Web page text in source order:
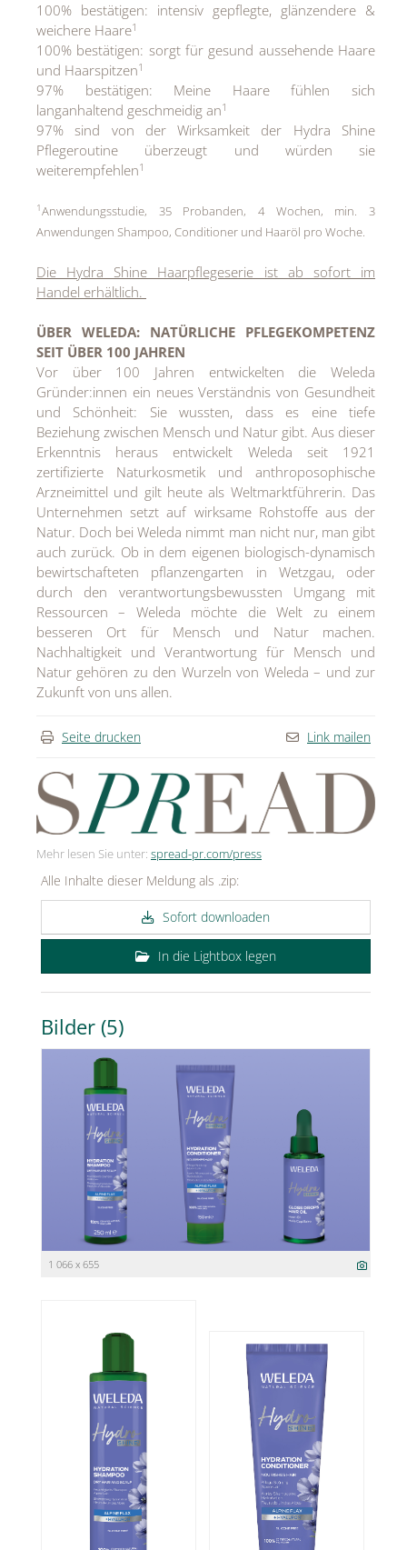
100% bestätigen: intensiv gepflegte, glänzendere &
weichere Haare1
100% bestätigen: sorgt für gesund aussehende Haare
und Haarspitzen1
97% bestätigen: Meine Haare fühlen sich
langanhaltend geschmeidig an1
97% sind von der Wirksamkeit der Hydra Shine
Pflegeroutine überzeugt und würden sie
weiterempfehlen1
1Anwendungsstudie, 35 Probanden, 4 Wochen, min. 3
Anwendungen Shampoo, Conditioner und Haaröl pro Woche.
Die Hydra Shine Haarpflegeserie ist ab sofort im
Handel erhältlich.
ÜBER WELEDA: NATÜRLICHE PFLEGEKOMPETENZ
SEIT ÜBER 100 JAHREN
Vor über 100 Jahren entwickelten die Weleda
Gründer:innen ein neues Verständnis von Gesundheit
und Schönheit: Sie wussten, dass es eine tiefe
Beziehung zwischen Mensch und Natur gibt. Aus dieser
Erkenntnis heraus entwickelt Weleda seit 1921
zertifizierte Naturkosmetik und anthroposophische
Arzneimittel und gilt heute als Weltmarktführerin. Das
Unternehmen setzt auf wirksame Rohstoffe aus der
Natur. Doch bei Weleda nimmt man nicht nur, man gibt
auch zurück. Ob in dem eigenen biologisch-dynamisch
bewirtschafteten pflanzengarten in Wetzgau, oder
durch den verantwortungsbewussten Umgang mit
Ressourcen – Weleda möchte die Welt zu einem
besseren Ort für Mensch und Natur machen.
Nachhaltigkeit und Verantwortung für Mensch und
Natur gehören zu den Wurzeln von Weleda – und zur
Zukunft von uns allen.
Seite drucken Link mailen
Mehr lesen Sie unter: spread-pr.com/press
Alle Inhalte dieser Meldung als .zip:
Sofort downloaden
In die Lightbox legen
Bilder (5)
1 066 x 655